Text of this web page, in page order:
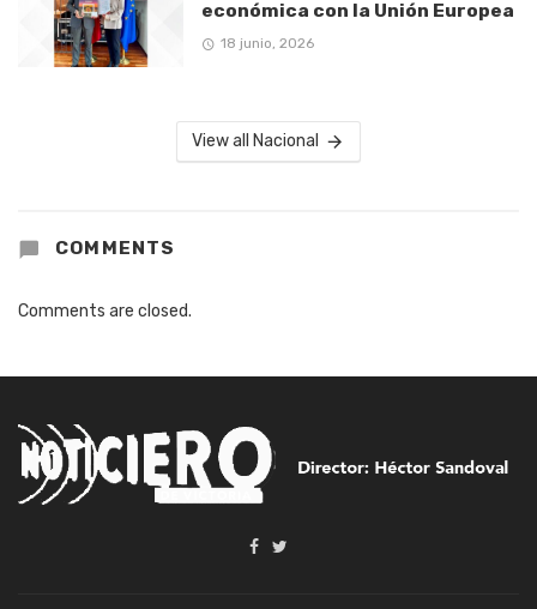
económica con la Unión Europea
18 junio, 2026
View all Nacional
COMMENTS
Comments are closed.